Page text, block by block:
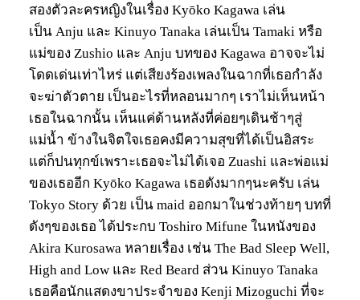
สองตัวละครหญิงในเรื่อง Kyōko Kagawa เล่น
เป็น Anju และ Kinuyo Tanaka เล่นเป็น Tamaki หรือ
แม่ของ Zushio และ Anju บทของ Kagawa อาจจะไม่
โดดเด่นเท่าไหร่ แต่เสียงร้องเพลงในฉากที่เธอกำลัง
จะฆ่าตัวตาย เป็นอะไรที่หลอนมากๆ เราไม่เห็นหน้า
เธอในฉากนั้น เห็นแค่ด้านหลังที่ค่อยๆเดินช้าๆสู่
แม่น้ำ ข้างในจิตใจเธอคงมีความสุขที่ได้เป็นอิสระ
แต่ก็ปนทุกข์เพราะเธอจะไม่ได้เจอ Zuashi และพ่อแม่
ของเธออีก Kyōko Kagawa เธอดังมากๆนะครับ เล่น
Tokyo Story ด้วย เป็น maid ออกมาในช่วงท้ายๆ บทที่
ดังๆของเธอ ได้ประกบ Toshiro Mifune ในหนังของ
Akira Kurosawa หลายเรื่อง เช่น The Bad Sleep Well,
High and Low และ Red Beard ส่วน Kinuyo Tanaka
เธอคือนักแสดงขาประจำของ Kenji Mizoguchi ที่จะ